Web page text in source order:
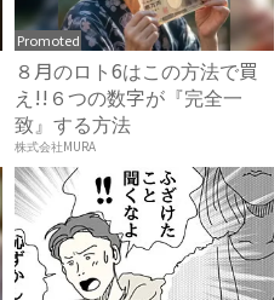
Promoted
８月のロト6はこの方法で買
え!!６つの数字が『完全一
致』する方法
株式会社MURA